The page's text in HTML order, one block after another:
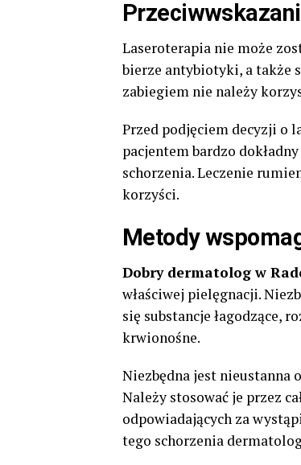
Laseroterapia nie może
bierze antybiotyki, a także
zabiegiem nie należy
Przed podjęciem decyzji o
pacjentem bardzo
schorzenia. Leczenie
korzyści.
Metody
Dobry dermatolog w
właściwej pielęgnacji.
się substancje łagodzące,
krwionośne.
Niezbędna jest nieustanna
Należy stosować je przez
odpowiadających za
tego schorzenia